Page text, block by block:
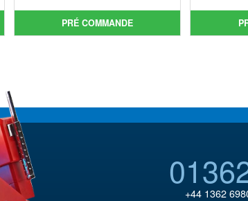
initial
était :
prix
actuel
PRÉ COMMANDE
+44 1362